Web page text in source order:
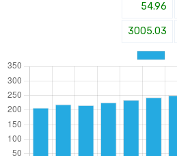
54.96
3005.03